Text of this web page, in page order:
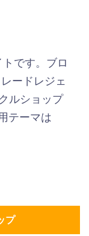
です。ブロ
ードレジェ
ルショップ
テーマは
プ